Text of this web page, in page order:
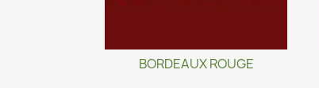
BORDEAUX ROUGE